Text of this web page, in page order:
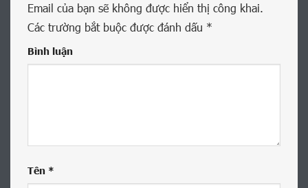
Email của bạn sẽ không được hiển thị công khai.
Các trường bắt buộc được đánh dấu *
Bình luận
Tên *